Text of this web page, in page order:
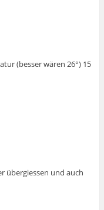
(besser wären 26°) 15
übergiessen und auch